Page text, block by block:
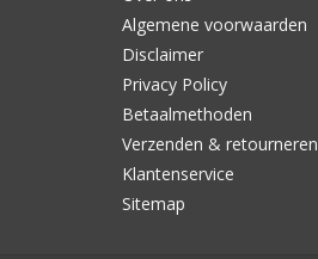
Algemene voorwaarden
Disclaimer
Privacy Policy
Betaalmethoden
Verzenden & retourneren
Klantenservice
Sitemap